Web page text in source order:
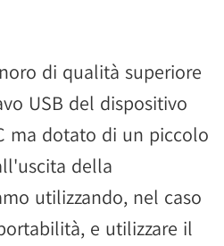
di qualità superiore
USB del dispositivo
ma dotato di un piccolo
della
utilizzando, nel caso
e utilizzare il